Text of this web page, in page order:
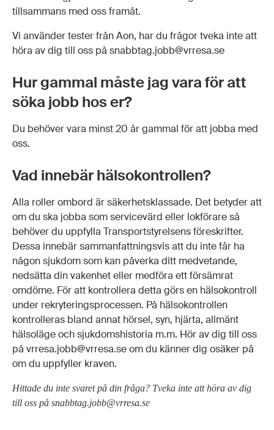
tillsammans med oss framåt.
Vi använder tester från Aon, har du frågor tveka inte att
höra av dig till oss på snabbtag.jobb@vrresa.se
Hur gammal måste jag vara för att
söka jobb hos er?
Du behöver vara minst 20 år gammal för att jobba med
oss.
Vad innebär hälsokontrollen?
Alla roller ombord är säkerhetsklassade. Det betyder att
om du ska jobba som servicevärd eller lokförare så
behöver du uppfylla Transportstyrelsens föreskrifter.
Dessa innebär sammanfattningsvis att du inte får ha
någon sjukdom som kan påverka ditt medvetande,
nedsätta din vakenhet eller medföra ett försämrat
omdöme. För att kontrollera detta görs en hälsokontroll
under rekryteringsprocessen. På hälsokontrollen
kontrolleras bland annat hörsel, syn, hjärta, allmänt
hälsoläge och sjukdomshistoria m.m. Hör av dig till oss
på vrresa.jobb@vrresa.se om du känner dig osäker på
om du uppfyller kraven.
Hittade du inte svaret på din fråga? Tveka inte att höra av dig
till oss på snabbtag.jobb@vrresa.se